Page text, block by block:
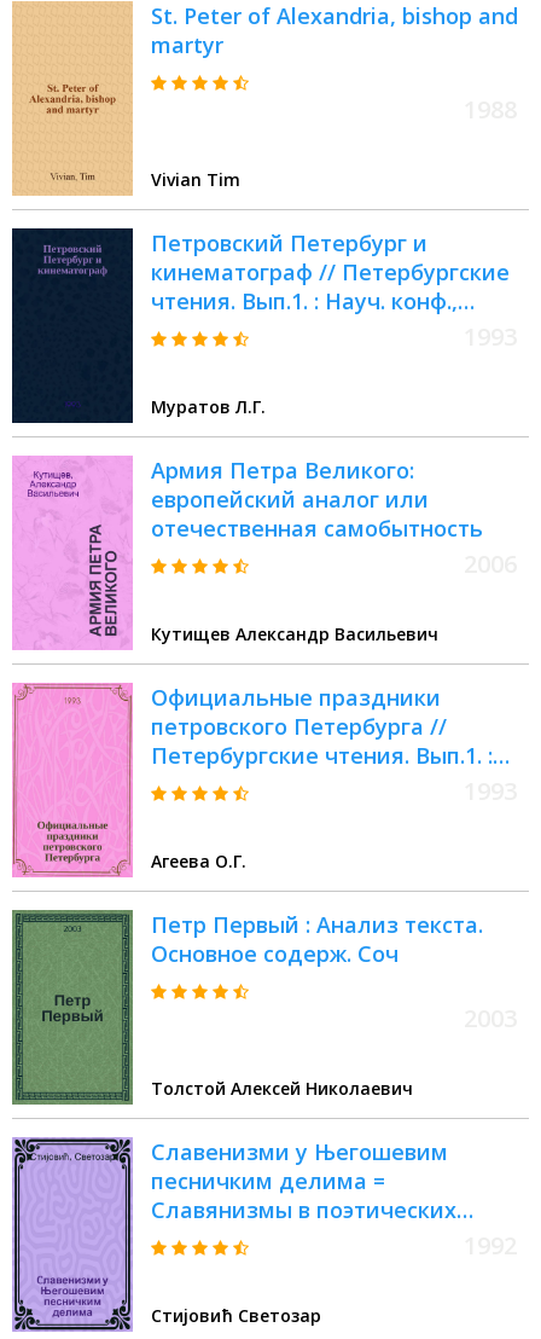
St. Peter of Alexandria, bishop and
martyr
Vivian Tim
Петровский Петербург и
кинематограф // Петербургские
чтения. Вып.1. : Науч. конф.,
посвящ. 290-летию С.-
век
Муратов Л.Г.
Армия Петра Великого:
европейский аналог или
отечественная самобытность
Кутищев Александр Васильевич
Официальные праздники
петровского Петербурга //
Петербургские чтения. Вып.1. :
Науч. конф., посвящ. 290-летию
век
Агеева О.Г.
Петр Первый : Анализ текста.
Основное содерж. Соч
Толстой Алексей Николаевич
Cлавенизми у Његошевим
песничким делима =
Славянизмы в поэтических
произведениях Негоша.
Стиjовић Светозар